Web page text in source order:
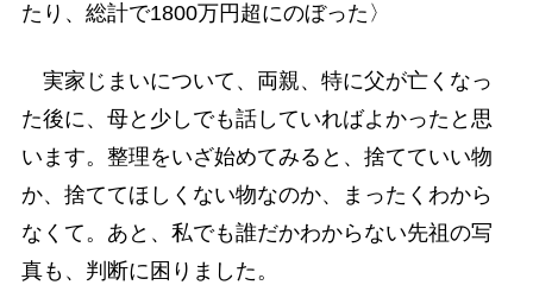
たり、総計で1800万円超にのぼった〉
実家じまいについて、両親、特に父が亡くなっ
た後に、母と少しでも話していればよかったと思
います。整理をいざ始めてみると、捨てていい物
か、捨ててほしくない物なのか、まったくわから
なくて。あと、私でも誰だかわからない先祖の写
真も、判断に困りました。